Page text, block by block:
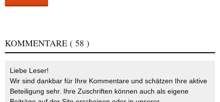
KOMMENTARE ( 58 )
Liebe Leser!
Wir sind dankbar für Ihre Kommentare und schätzen Ihre aktive
Beteiligung sehr. Ihre Zuschriften können auch als eigene